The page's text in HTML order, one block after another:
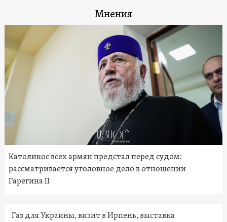
Мнения
Католикос всех армян предстал перед судом:
рассматривается уголовное дело в отношении
Гарегина II
Газ для Украины, визит в Ирпень, выставка